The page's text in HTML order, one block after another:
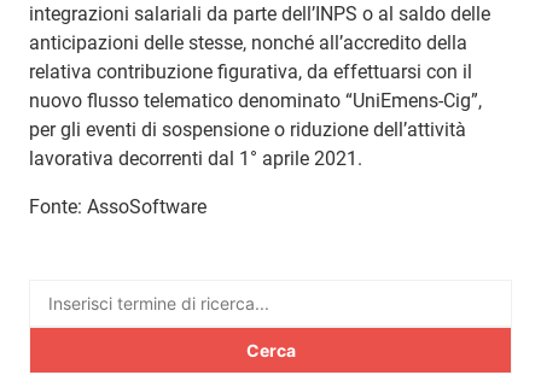
integrazioni salariali da parte dell’INPS o al saldo delle
anticipazioni delle stesse, nonché all’accredito della
relativa contribuzione figurativa, da effettuarsi con il
nuovo flusso telematico denominato “UniEmens-Cig”,
per gli eventi di sospensione o riduzione dell’attività
lavorativa decorrenti dal 1° aprile 2021.
Fonte: AssoSoftware
Ricerca